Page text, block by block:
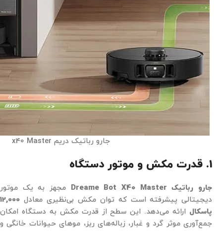
جارو رباتیک دریم x40 Master
1. قدرت مکش و موتور دستگاه
جارو رباتیک Dreame Bot X40 Master
مجهز به یک موتور
دیجیتالی پیشرفته است که توان مکش بی‌نظیری معادل 12,000
پاسکال ارائه می‌دهد. این سطح از قدرت مکش به دستگاه امکان
جمع‌آوری موثر گرد و غبار، زباله‌های ریز، موهای حیوانات خانگی و